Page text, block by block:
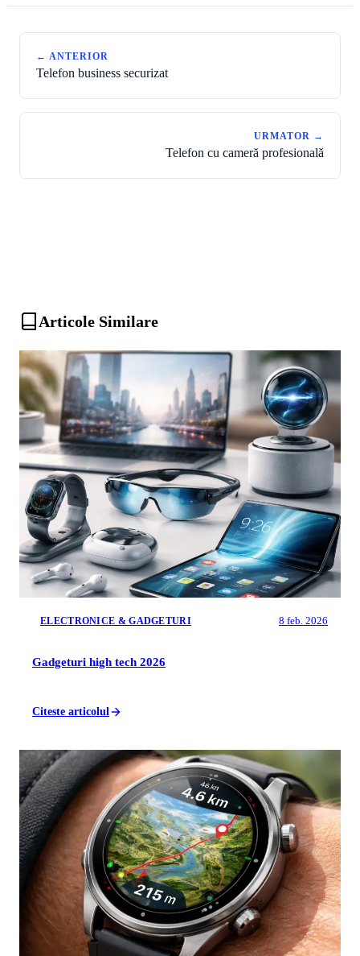
← ANTERIOR
Telefon business securizat
URMATOR →
Telefon cu cameră profesională
Articole Similare
ELECTRONICE & GADGETURI 8 feb. 2026
Gadgeturi high tech 2026
Citeste articolul